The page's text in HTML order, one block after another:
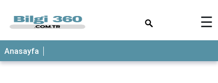
ANASAYFA
☰
Anasayfa